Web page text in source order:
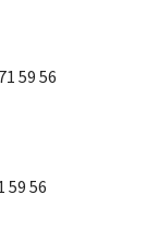
59 56
59 56